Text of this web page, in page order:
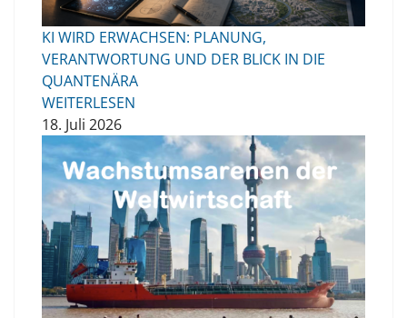
KI WIRD ERWACHSEN: PLANUNG,
VERANTWORTUNG UND DER BLICK IN DIE
QUANTENÄRA
WEITERLESEN
18. Juli 2026